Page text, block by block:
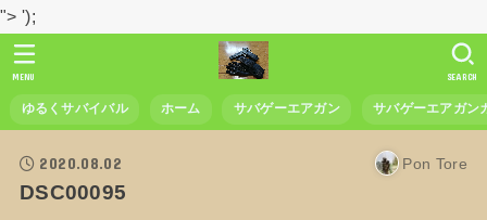
"> ');
ゆるくサバイバル ホーム サバゲーエアガン サバゲーエアガン
SEARCH
MENU
2020.08.02 Pon Tore
DSC00095